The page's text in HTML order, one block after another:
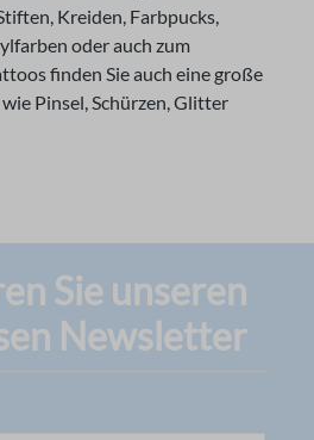
Kreiden, Farbpucks,
oder auch zum
finden Sie auch eine große
Pinsel, Schürzen, Glitter
Sie unseren
Newsletter